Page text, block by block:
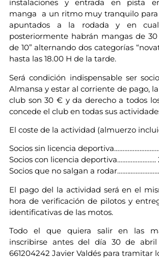
instalaciones y entrada en pista
manga a un ritmo muy tranquilo para
apuntados a la rodada y en
posteriormente habrán mangas de 30
de 10” alternando dos categorías
hasta las 18.00 H de la tarde.
Será condición indispensable ser
Almansa y estar al corriente de pago,
club son 30 € y da derecho a todos
concede el club en todas sus
El coste de la actividad (almuerzo
Socios sin licencia
Socios con licencia deportiva…………………..
Socios que no salgan a
El pago del la actividad será en el
hora de verificación de pilotos y
identificativas de las motos.
Todo el que quiera salir en las
inscribirse antes del día 30 de
661204242 Javier Valdés para tramitar